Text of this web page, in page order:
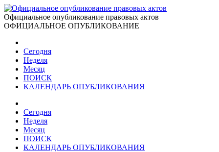
Официальное опубликование правовых актов
ОФИЦИАЛЬНОЕ ОПУБЛИКОВАНИЕ
Сегодня
Неделя
Месяц
ПОИСК
КАЛЕНДАРЬ ОПУБЛИКОВАНИЯ
Сегодня
Неделя
Месяц
ПОИСК
КАЛЕНДАРЬ ОПУБЛИКОВАНИЯ